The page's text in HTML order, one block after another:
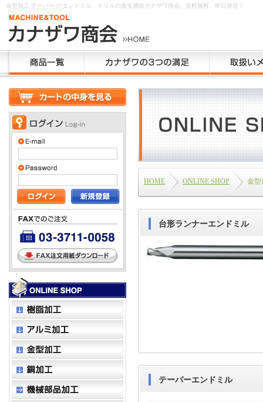
金型加工 テーパー のエンドミル、ドリルの激安通販カナザワ商会。送料無料、即日発送！
HOME ONLINE SHOP 金型
台形ランナーエンドミル
テーパーエンドミル